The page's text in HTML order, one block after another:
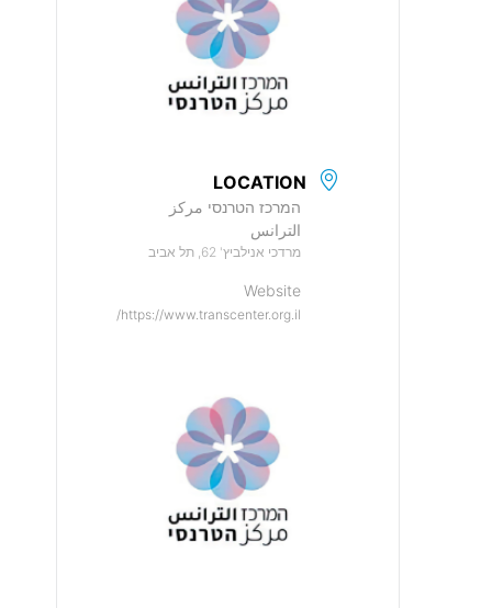
LOCATION
המרכז הטרנסי مركز
الترانس
מרדכי אנילביץ' 62, תל אביב
Website
https://www.transcenter.org.il/